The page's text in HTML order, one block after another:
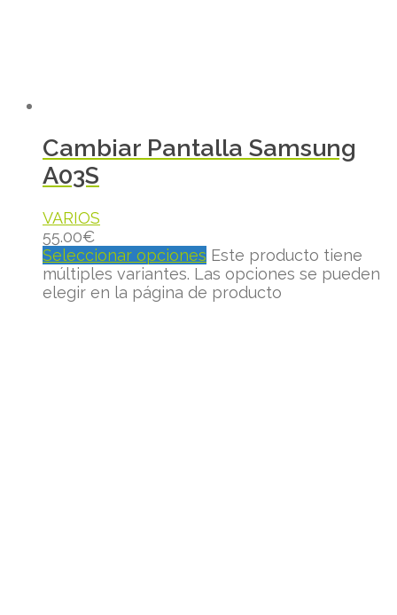
Cambiar Pantalla Samsung
A03S
VARIOS
55.00€
Seleccionar opciones Este producto tiene
múltiples variantes. Las opciones se pueden
elegir en la página de producto